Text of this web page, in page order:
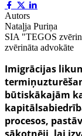
Autors
Nataļja Puriņa
SIA "TEGOS
zvērināta advokāte
Imigrācijas
būtiskākajām
procesos,